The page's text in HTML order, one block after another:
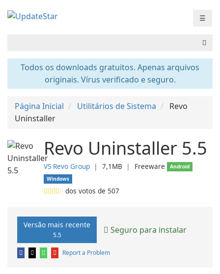
☰
Todos os downloads gratuitos. Apenas arquivos
originais. Vírus verificado e seguro.
Página Inicial Utilitários de Sistema
Revo
Uninstaller
Revo Uninstaller 5.5
VS Revo Group ❘ 7,1MB ❘ Freeware
Android
Windows
dos votos de 507
Versão mais recente
5.5 Seguro para instalar
Report a Problem